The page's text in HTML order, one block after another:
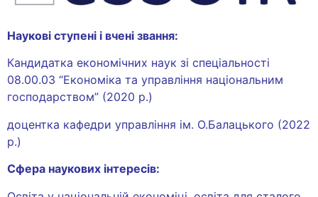
Наукові ступені і вчені звання:
Кандидатка економічних наук зі спеціальності
08.00.03 “Економіка та управління національним
господарством” (2020 р.)
доцентка кафедри управління ім. О.Балацького (2022
р.)
Сфера наукових інтересів: